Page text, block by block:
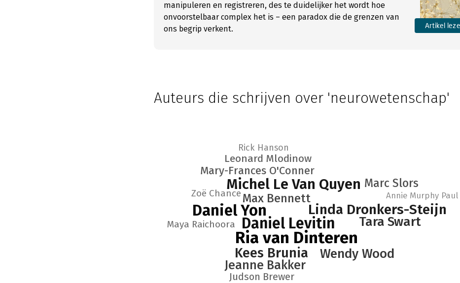
manipuleren en registreren, des te duidelijker het wordt hoe
onvoorstelbaar complex het is – een paradox die de grenzen van
ons begrip verkent.
Artikel
Auteurs die schrijven over 'neurowetenschap'
Ria van Dinteren
Daniel Yon
Daniel Levitin
Michel Le Van Quyen
Linda Dronkers-Steijn
Kees Brunia
Tara Swart
Wendy Wood
Jeanne Bakker
Max Bennett
Marc Slors
Mary-Frances O'Conner
Leonard Mlodinow
Judson Brewer
Maya Raichoora
Zoë Chance
Rick Hanson
Annie Murphy Paul